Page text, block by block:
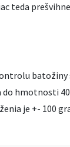
teda
batožiny
do hmotnosti
je +- 100